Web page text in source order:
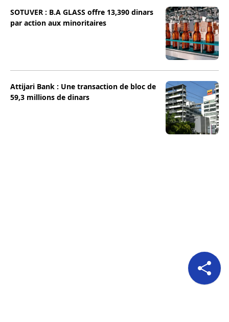
SOTUVER : B.A GLASS offre 13,390 dinars
par action aux minoritaires
Attijari Bank : Une transaction de bloc de
59,3 millions de dinars